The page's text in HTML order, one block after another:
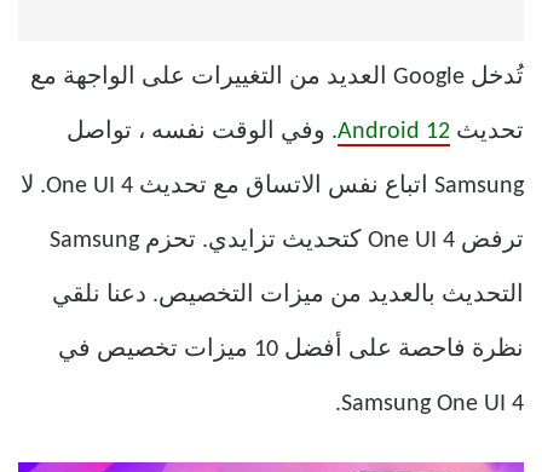
تُدخل Google العديد من التغييرات على الواجهة مع
تحديث Android 12. وفي الوقت نفسه ، تواصل
Samsung اتباع نفس الاتساق مع تحديث One UI 4. لا
ترفض One UI 4 كتحديث تزايدي. تحزم Samsung
التحديث بالعديد من ميزات التخصيص. دعنا نلقي
نظرة فاحصة على أفضل 10 ميزات تخصيص في
Samsung One UI 4.